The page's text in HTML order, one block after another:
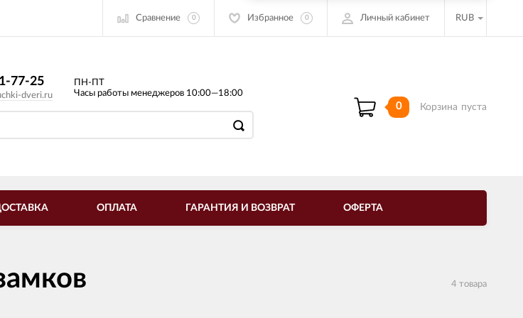
Сравнение 0 Избранное 0 Личный кабинет RUB
77-25
dveri.ru
ПН-ПТ
Часы работы менеджеров 10:00—18:00
0 Корзина пуста
ОПЛАТА ГАРАНТИЯ И ВОЗВРАТ ОФЕРТА
4 товара